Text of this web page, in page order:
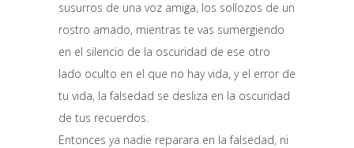
susurros de una voz amiga, los sollozos de un
rostro amado, mientras te vas sumergiendo
en el silencio de la oscuridad de ese otro
lado oculto en el que no hay vida, y el error de
tu vida, la falsedad se desliza en la oscuridad
de tus recuerdos.
Entonces ya nadie reparara en la falsedad, ni